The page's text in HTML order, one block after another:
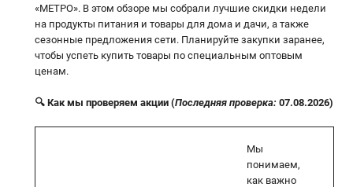
«МЕТРО». В этом обзоре мы собрали лучшие скидки недели
на продукты питания и товары для дома и дачи, а также
сезонные предложения сети. Планируйте закупки заранее,
чтобы успеть купить товары по специальным оптовым
ценам.
🔍 Как мы проверяем акции (Последняя проверка: 07.08.2026)
Мы
понимаем,
как важно